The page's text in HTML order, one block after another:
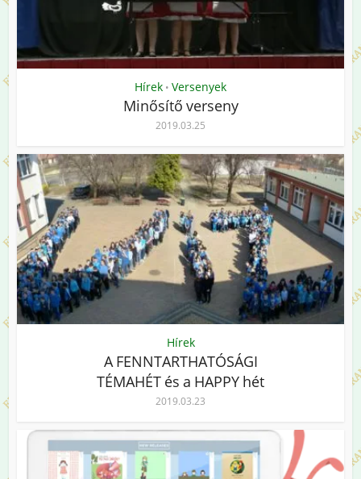
Hírek • Versenyek
Minősítő verseny
2019.03.25
Hírek
A FENNTARTHATÓSÁGI
TÉMAHÉT és a HAPPY hét
2019.03.23